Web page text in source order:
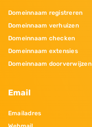
Domeinnaam registreren
Domeinnaam verhuizen
Domeinnaam checken
Domeinnaam extensies
Domeinnaam doorverwijzen
Email
Emailadres